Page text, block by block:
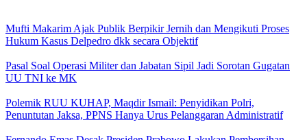
Mufti Makarim Ajak Publik Berpikir Jernih dan Mengikuti Proses
Hukum Kasus Delpedro dkk secara Objektif
Pasal Soal Operasi Militer dan Jabatan Sipil Jadi Sorotan Gugatan
UU TNI ke MK
Polemik RUU KUHAP, Maqdir Ismail: Penyidikan Polri,
Penuntutan Jaksa, PPNS Hanya Urus Pelanggaran Administratif